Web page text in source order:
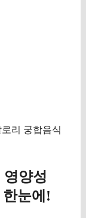
양성
눈에!